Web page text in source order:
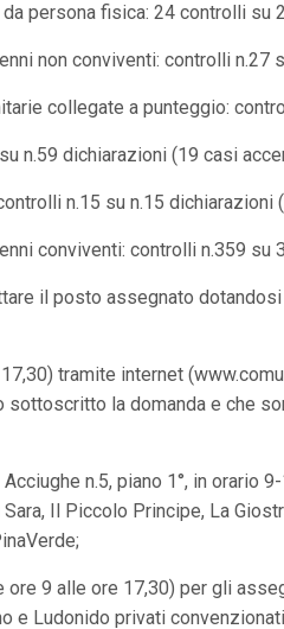
persona fisica: 24 controlli su
non conviventi: controlli n.27
collegate a punteggio:
n.59 dichiarazioni (19 casi
n.15 su n.15
conviventi: controlli n.359 su
il posto assegnato
tramite internet
sottoscritto la domanda e
n.5, piano 1°, in
Il Piccolo Principe, La
9 alle ore 17,30) per gli
e Ludonido privati